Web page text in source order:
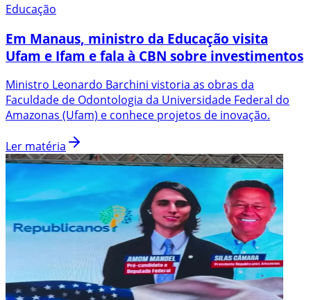
Educação
Em Manaus, ministro da Educação visita
Ufam e Ifam e fala à CBN sobre investimentos
Ministro Leonardo Barchini vistoria as obras da
Faculdade de Odontologia da Universidade Federal do
Amazonas (Ufam) e conhece projetos de inovação.
Ler matéria